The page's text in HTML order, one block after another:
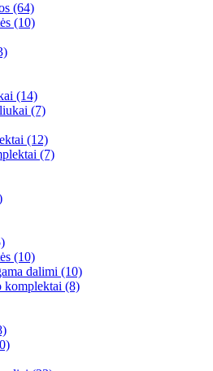
(64)
(10)
(14)
(7)
(12)
(7)
(10)
dalimi (10)
komplektai (8)